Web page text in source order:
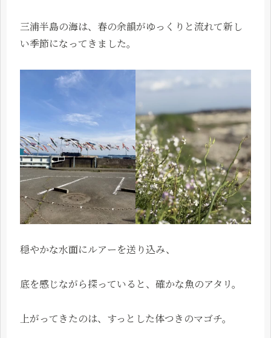
三浦半島の海は、春の余韻がゆっくりと流れて新し
い季節になってきました。
穏やかな水面にルアーを送り込み、
底を感じながら探っていると、確かな魚のアタリ。
上がってきたのは、すっとした体つきのマゴチ。